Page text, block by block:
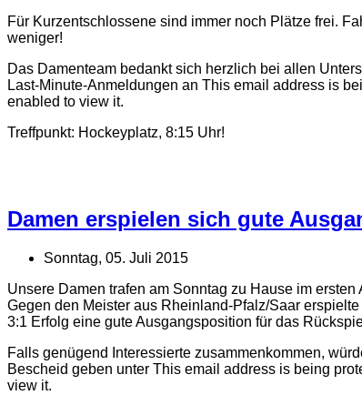
Für Kurzentschlossene sind immer noch Plätze frei.
weniger!
Das Damenteam bedankt sich herzlich bei allen
Last-Minute-Anmeldungen an This email address is
enabled to view it.
Treffpunkt: Hockeyplatz, 8:15 Uhr!
Damen erspielen sich gute
Sonntag, 05. Juli 2015
Unsere Damen trafen am Sonntag zu Hause im
Gegen den Meister aus Rheinland-Pfalz/Saar
3:1 Erfolg eine gute Ausgangsposition für das
Falls genügend Interessierte zusammenkommen,
Bescheid geben unter This email address is being
view it.